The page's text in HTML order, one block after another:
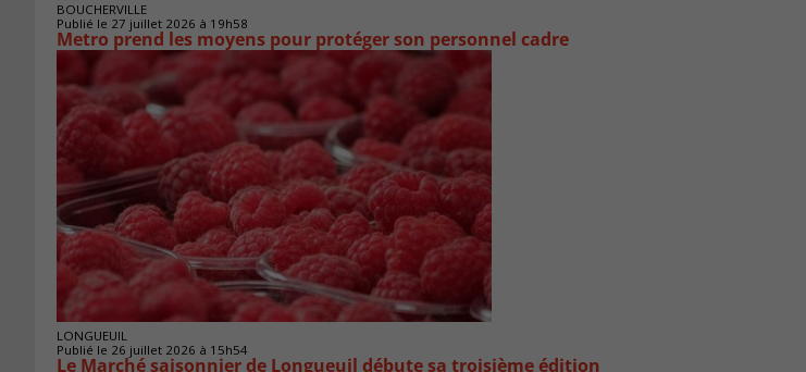
BOUCHERVILLE
Publié le 27 juillet 2026 à 19h58
Metro prend les moyens pour protéger son personnel cadre
LONGUEUIL
Publié le 26 juillet 2026 à 15h54
Le Marché saisonnier de Longueuil débute sa troisième édition